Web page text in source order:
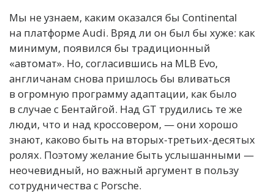
Мы не узнаем, каким оказался бы Continental
на платформе Audi. Вряд ли он был бы хуже: как
минимум, появился бы традиционный
«автомат». Но, согласившись на MLB Evo,
англичанам снова пришлось бы вливаться
в огромную программу адаптации, как было
в случае с Бентайгой. Над GT трудились те же
люди, что и над кроссовером, — они хорошо
знают, каково быть на вторых-третьих-десятых
ролях. Поэтому желание быть услышанными —
неочевидный, но важный аргумент в пользу
сотрудничества с Porsche.